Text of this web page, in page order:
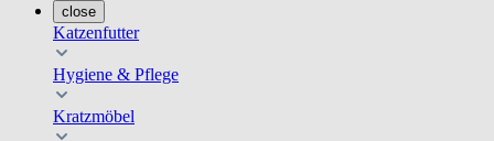
close
Katzenfutter
Hygiene & Pflege
Kratzmöbel